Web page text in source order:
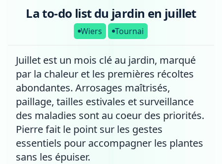
La to-do list du jardin en juillet
Wiers Tournai
Juillet est un mois clé au jardin, marqué
par la chaleur et les premières récoltes
abondantes. Arrosages maîtrisés,
paillage, tailles estivales et surveillance
des maladies sont au coeur des priorités.
Pierre fait le point sur les gestes
essentiels pour accompagner les plantes
sans les épuiser.